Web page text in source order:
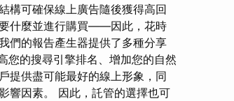
構可確保線上廣告隨後獲得高回
什麼並進行購買——因此，花時
們的報告產生器提供了多種分享
您的搜尋引擎排名、增加您的自然
提供盡可能最好的線上形象，同
響因素。 因此，託管的選擇也可